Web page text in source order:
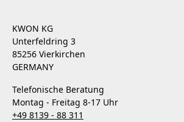
KWON KG
Unterfeldring 3
85256 Vierkirchen
GERMANY
Telefonische Beratung
Montag - Freitag 8-17 Uhr
+49 8139 - 88 311